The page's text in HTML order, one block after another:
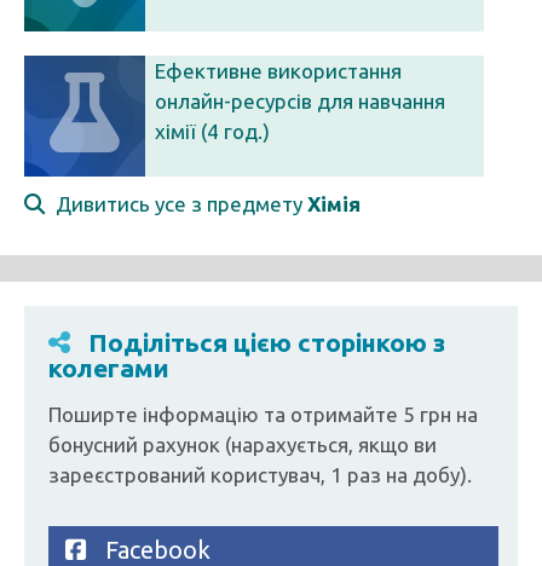
Ефективне використання
онлайн-ресурсів для навчання
хімії (4 год.)
Дивитись усе з предмету Хімія
Поділіться цією сторінкою з
колегами
Поширте інформацію та отримайте 5 грн на
бонусний рахунок (нарахується, якщо ви
зареєстрований користувач, 1 раз на добу).
Facebook